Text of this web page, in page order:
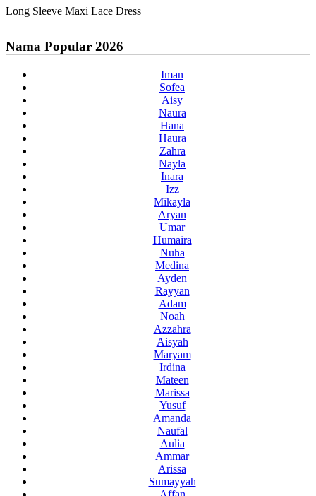
Long Sleeve Maxi Lace Dress
Nama Popular 2026
Iman
Sofea
Aisy
Naura
Hana
Haura
Zahra
Nayla
Inara
Izz
Mikayla
Aryan
Umar
Humaira
Nuha
Medina
Ayden
Rayyan
Adam
Noah
Azzahra
Aisyah
Maryam
Irdina
Mateen
Marissa
Yusuf
Amanda
Naufal
Aulia
Ammar
Arissa
Sumayyah